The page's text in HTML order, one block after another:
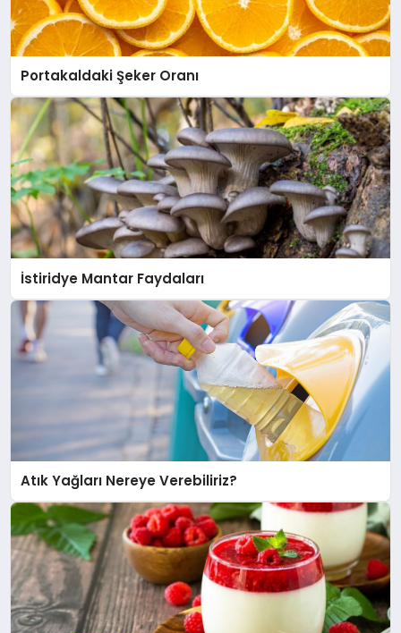
Portakaldaki Şeker Oranı
İstiridye Mantar Faydaları
Atık Yağları Nereye Verebiliriz?